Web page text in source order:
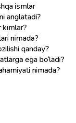
ismlar
anglatadi?
kimlar?
nimada?
qanday?
ega bo‘ladi?
nimada?